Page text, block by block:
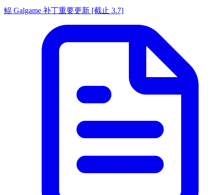
鲲 Galgame 补丁重要更新 [截止 3.7]